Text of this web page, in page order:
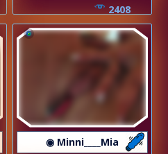
2408
◉ Minni____Mia